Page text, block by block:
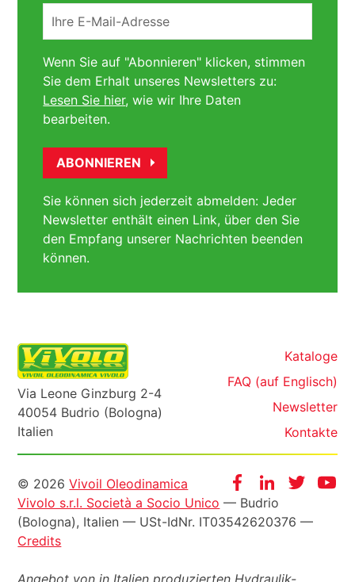
E-
Adresse
Wenn Sie auf "Abonnieren" klicken, stimmen
Sie dem Erhalt unseres Newsletters zu:
Lesen Sie hier, wie wir Ihre Daten
bearbeiten.
Sie können sich jederzeit abmelden: Jeder
Newsletter enthält einen Link, über den Sie
den Empfang unserer Nachrichten beenden
können.
Via Leone Ginzburg 2-4
40054 Budrio (Bologna)
Italien
Kataloge
FAQ (auf Englisch)
Newsletter
Kontakte
FacebookInstagram
Twitter
Informazioni
legali
© 2026Vivoil Oleodinamica
Vivolo s.r.l. Società a Socio Unico — Budrio
(Bologna), Italien — USt-IdNr. IT03542620376 —
Credits